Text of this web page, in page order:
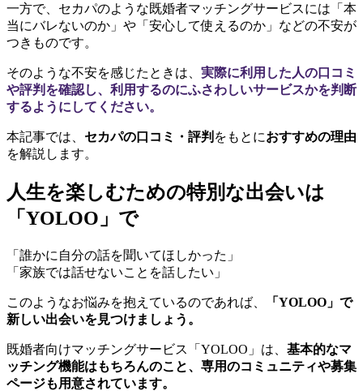
一方で、セカパのような既婚者マッチングサービスには「本
当にバレないのか」や「安心して使えるのか」などの不安が
つきものです。
そのような不安を感じたときは、 実際に利用した人の口コミ
や評判を確認し、利用するのにふさわしいサービスかを判断
するようにしてください。
本記事では、 セカパの口コミ・評判 をもとにおすすめの理由
を解説します。
人生を楽しむための特別な出会いは
「YOLOO」で
「誰かに自分の話を聞いてほしかった」
「家族では話せないことを話したい」
このようなお悩みを抱えているのであれば、
「YOLOO」で
新しい出会いを見つけましょう。
既婚者向けマッチングサービス「YOLOO」は、 基本的なマ
ッチング機能はもちろんのこと、専用のコミュニティや募集
ページも用意されています。